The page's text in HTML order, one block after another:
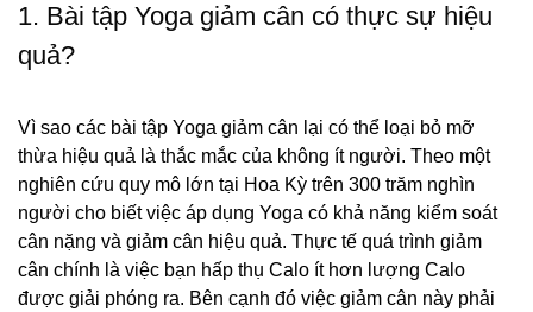
1. Bài tập Yoga giảm cân có thực sự hiệu
quả?
Vì sao các bài tập Yoga giảm cân lại có thể loại bỏ mỡ
thừa hiệu quả là thắc mắc của không ít người. Theo một
nghiên cứu quy mô lớn tại Hoa Kỳ trên 300 trăm nghìn
người cho biết việc áp dụng Yoga có khả năng kiểm soát
cân nặng và giảm cân hiệu quả. Thực tế quá trình giảm
cân chính là việc bạn hấp thụ Calo ít hơn lượng Calo
được giải phóng ra. Bên cạnh đó việc giảm cân này phải